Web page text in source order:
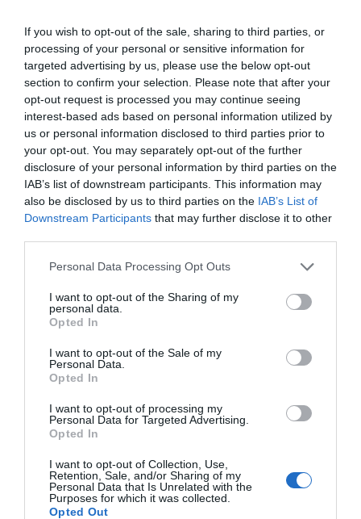
If you wish to opt-out of the sale, sharing to third parties, or
processing of your personal or sensitive information for
targeted advertising by us, please use the below opt-out
section to confirm your selection. Please note that after your
opt-out request is processed you may continue seeing
interest-based ads based on personal information utilized by
us or personal information disclosed to third parties prior to
your opt-out. You may separately opt-out of the further
disclosure of your personal information by third parties on the
IAB’s list of downstream participants. This information may
also be disclosed by us to third parties on the IAB’s List of
Downstream Participants that may further disclose it to other
Personal Data Processing Opt Outs
I want to opt-out of the Sharing of my
personal data.
Opted In
I want to opt-out of the Sale of my
Personal Data.
Opted In
I want to opt-out of processing my
Personal Data for Targeted Advertising.
Opted In
I want to opt-out of Collection, Use,
Retention, Sale, and/or Sharing of my
Personal Data that Is Unrelated with the
Purposes for which it was collected.
Opted Out
Operaciones corporativas
Intersport
Decathlon
Intelligence 2Pes la unidad de estrategia e
inteligencia de mercado de 2Playbook, cuya plataforma
de datos monitoriza más de 34.000 contratos de
patrocinio, de los que 25.000 corresponden al mercado
español y más de 8.000 a propiedades deportivas y
competiciones internacionales, segmentados por
competición, tipología de activos, marcas, categorías de
producto y valor económico aproximado de cada
acuerdo. Si quieres más información, contacta con
nosotros enintelligence@2playbook.com.
2Playbook
como fuente preferida de Google
de forma gratuita
Mantente informado con las últimas noticias de actualidad.
Compartir
Imprimir